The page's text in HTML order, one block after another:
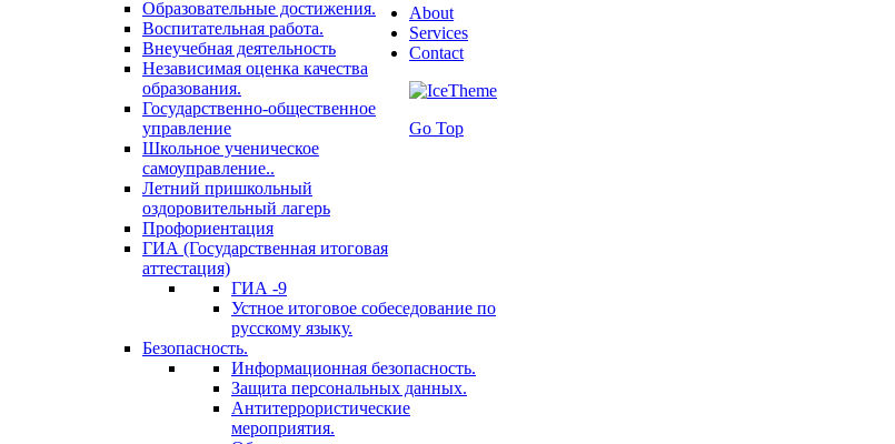
Образовательные достижения.
Воспитательная работа.
Внеучебная деятельность
Независимая оценка качества
образования.
Государственно-общественное
управление
Школьное ученическое
самоуправление..
Летний пришкольный
оздоровительный лагерь
Профориентация
ГИА (Государственная итоговая
аттестация)
ГИА -9
Устное итоговое собеседование по
русскому языку.
Безопасность.
Информационная безопасность.
Защита персональных данных.
Антитеррористические
мероприятия.
About
Services
Contact
Go Top